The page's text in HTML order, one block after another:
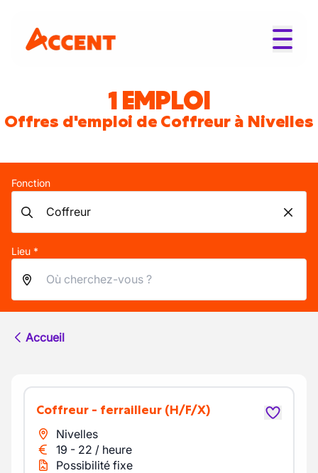
1 EMPLOI
Offres d'emploi de Coffreur à Nivelles
Fonction
Lieu *
Accueil
Coffreur - ferrailleur (H/F/X)
Nivelles
19 - 22 / heure
Possibilité fixe